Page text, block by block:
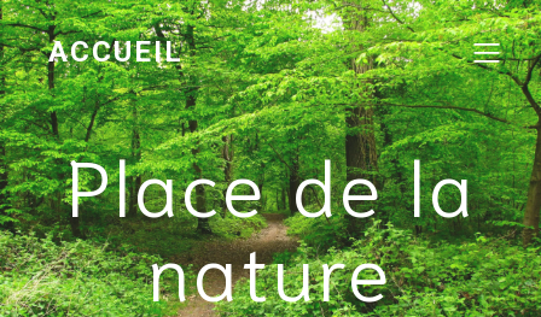
ACCUEIL
Place de la
nature